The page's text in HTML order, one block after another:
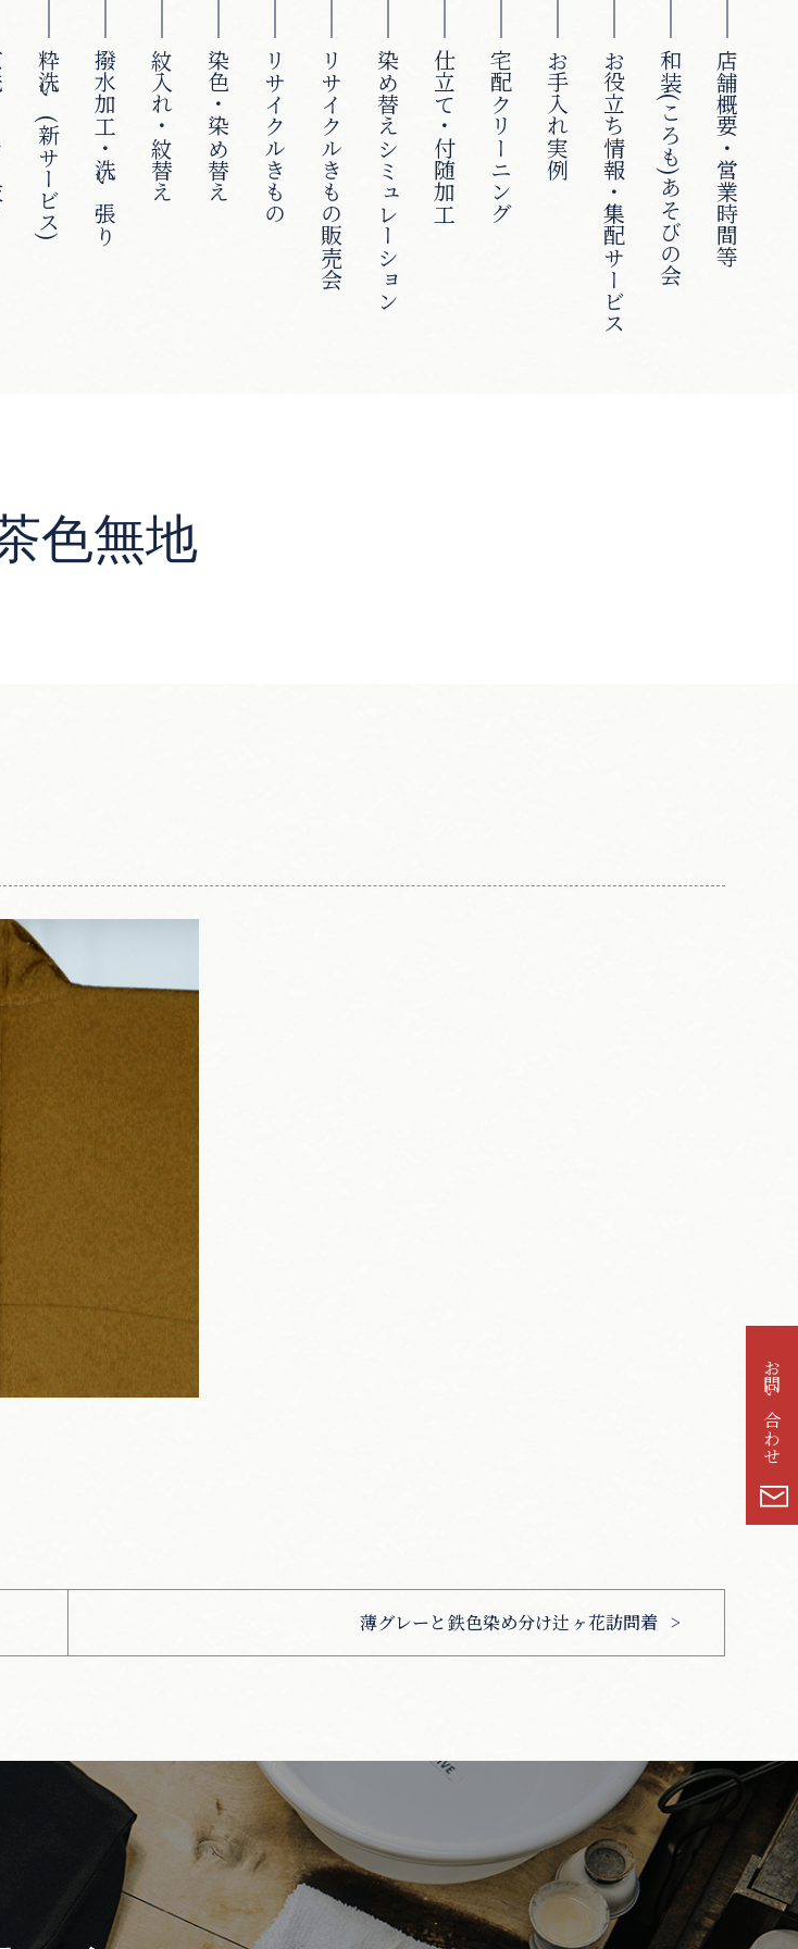
粋洗い(新サービス)撥水加工・洗い張り 紋入れ・紋替え 染色・染め替え リサイクルきもの リサイクルきもの販売会染め替えシミュレーション仕立て・付随加工 宅配クリーニング お手入れ実例 お役立ち情報・集配サービス和装(ころも)あそびの会店舗概要・営業時間等
お問い合わせ
色無地
薄グレーと鉄色染め分け辻ヶ花訪問着